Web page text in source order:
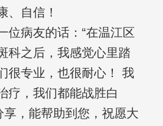
、自信！
位病友的话：“在温江区
科之后，我感觉心里踏
很专业，也很耐心！ 我
疗，我们都能战胜白
享，能帮助到您，祝愿大